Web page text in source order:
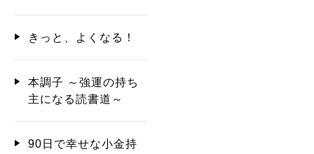
きっと、よくなる！
本調子 ～強運の持ち
主になる読書道～
90日で幸せな小金持